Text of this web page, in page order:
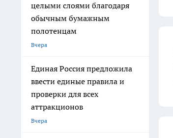
целыми слоями благодаря
обычным бумажным
полотенцам
Вчера
Единая Россия предложила
ввести единые правила и
проверки для всех
аттракционов
Вчера